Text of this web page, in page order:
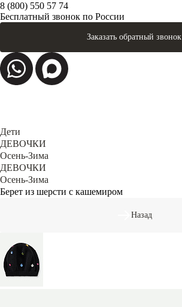
8 (800) 550 57 74
Бесплатный звонок по России
Заказать обратный звонок
Дети
ДЕВОЧКИ
Осень-Зима
ДЕВОЧКИ
Осень-Зима
Берет из шерсти с кашемиром
Назад